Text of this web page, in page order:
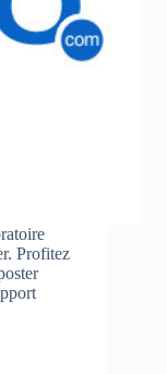
Profitez